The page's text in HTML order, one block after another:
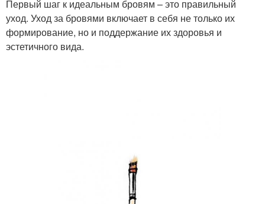
Первый шаг к идеальным бровям – это правильный
уход. Уход за бровями включает в себя не только их
формирование, но и поддержание их здоровья и
эстетичного вида.